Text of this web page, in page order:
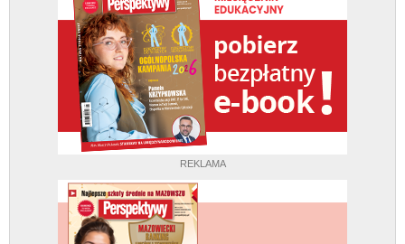
REKLAMA